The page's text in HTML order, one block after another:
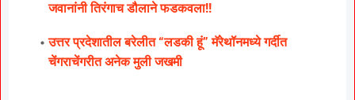
जवानांनी तिरंगाच डौलाने फडकवला!!
उत्तर प्रदेशातील बरेलीत “लडकी हूं” मॅरेथॉनमध्ये गर्दीत
चेंगराचेंगरीत अनेक मुली जखमी